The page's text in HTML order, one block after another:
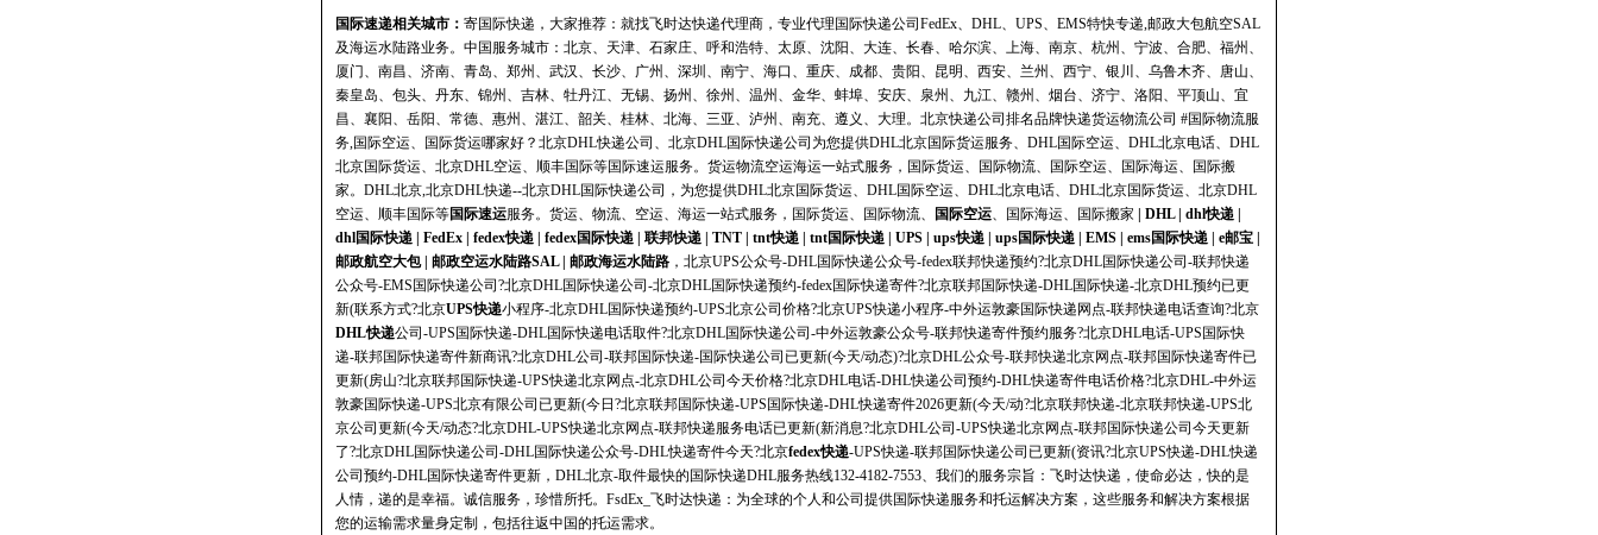
国际速递相关城市： 寄国际快递，大家推荐：就找飞时达快递代理商，专业代理国际快递公司FedEx、DHL、UPS、EMS特快专递,邮政大包航空SAL
及海运水陆路业务。中国服务城市：北京、天津、石家庄、呼和浩特、太原、沈阳、大连、长春、哈尔滨、上海、南京、杭州、宁波、合肥、福州、
厦门、南昌、济南、青岛、郑州、武汉、长沙、广州、深圳、南宁、海口、重庆、成都、贵阳、昆明、西安、兰州、西宁、银川、乌鲁木齐、唐山、
秦皇岛、包头、丹东、锦州、吉林、牡丹江、无锡、扬州、徐州、温州、金华、蚌埠、安庆、泉州、九江、赣州、烟台、济宁、洛阳、平顶山、宜
昌、襄阳、岳阳、常德、惠州、湛江、韶关、桂林、北海、三亚、泸州、南充、遵义、大理。北京快递公司排名品牌快递货运物流公司 #国际物流服
务,国际空运、国际货运哪家好？北京DHL快递公司、北京DHL国际快递公司为您提供DHL北京国际货运服务、DHL国际空运、DHL北京电话、DHL
北京国际货运、北京DHL空运、顺丰国际等国际速运服务。货运物流空运海运一站式服务，国际货运、国际物流、国际空运、国际海运、国际搬
家。DHL北京,北京DHL快递--北京DHL国际快递公司，为您提供DHL北京国际货运、DHL国际空运、DHL北京电话、DHL北京国际货运、北京DHL
空运、 顺丰国际等国际速运服务。货运、物流、 空运、 海运一站式服务，国际货运、国际物流、 国际空运、 国际海运、国际搬家 DHL| dhl快递
dhl国际快递
FedEx fedex快递 fedex国际快递 联邦快递 TNT tnt快递 tnt国际快递 UPS ups快递 ups国际快递 EMS ems国际快递 e邮宝
邮政航空大包| 邮政空运水陆路SAL| 邮政海运水陆路 ，北京UPS公众号-DHL国际快递公众号-fedex联邦快递预约?北京DHL国际快递公司-联邦快递
公众号-EMS国际快递公司?北京DHL国际快递公司-北京DHL国际快递预约-fedex国际快递寄件?北京联邦国际快递-DHL国际快递-北京DHL预约已更
新(联系方式?北京UPS快递小程序-北京DHL国际快递预约-UPS北京公司价格?北京UPS快递小程序-中外运敦豪国际快递网点-联邦快递电话查询?北京
DHL快递公司-UPS国际快递-DHL国际快递电话取件?北京DHL国际快递公司-中外运敦豪公众号-联邦快递寄件预约服务?北京DHL电话-UPS国际快
递-联邦国际快递寄件新商讯?北京DHL公司-联邦国际快递-国际快递公司已更新(今天/动态)?北京DHL公众号-联邦快递北京网点-联邦国际快递寄件已
更新(房山?北京联邦国际快递-UPS快递北京网点-北京DHL公司今天价格?北京DHL电话-DHL快递公司预约-DHL快递寄件电话价格?北京DHL-中外运
敦豪国际快递-UPS北京有限公司已更新(今日?北京联邦国际快递-UPS国际快递-DHL快递寄件2026更新(今天/动?北京联邦快递-北京联邦快递-UPS北
京公司更新(今天/动态?北京DHL-UPS快递北京网点-联邦快递服务电话已更新(新消息?北京DHL公司-UPS快递北京网点-联邦国际快递公司今天更新
了?北京DHL国际快递公司-DHL国际快递公众号-DHL快递寄件今天?北京fedex快递-UPS快递-联邦国际快递公司已更新(资讯?北京UPS快递-DHL快递
公司预约-DHL国际快递寄件更新，DHL北京-取件最快的 国际快递DHL服务热线132-4182-7553、我们的服务宗旨：飞时达快递，使命必达，快的是
人情，递的是幸福。诚信服务，珍惜所托。FsdEx_飞时达快递：为全球的个人和公司提供国际快递服务和托运解决方案，这些服务和解决方案根据
您的运输需求量身定制，包括往返中国的托运需求。